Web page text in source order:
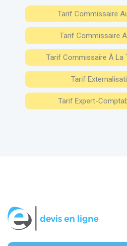
Tarif Commissaire
Tarif Commissaire
Tarif Commissaire À La
Tarif
Tarif Expert-